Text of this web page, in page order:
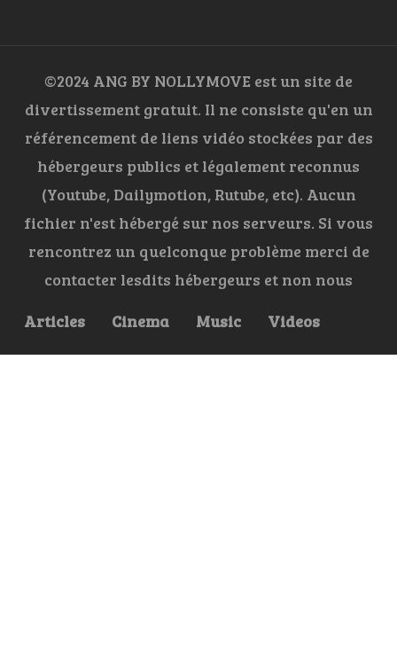
©2024 ANG BY NOLLYMOVE est un site de
divertissement gratuit. Il ne consiste qu'en un
référencement de liens vidéo stockées par des
hébergeurs publics et légalement reconnus
(Youtube, Dailymotion, Rutube, etc). Aucun
fichier n'est hébergé sur nos serveurs. Si vous
rencontrez un quelconque problème merci de
contacter lesdits hébergeurs et non nous
Articles
Cinema Music Videos